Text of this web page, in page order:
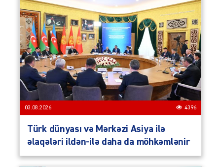
03.08.2026 4396
Türk dünyası və Mərkəzi Asiya ilə
əlaqələri ildən-ilə daha da möhkəmlənir